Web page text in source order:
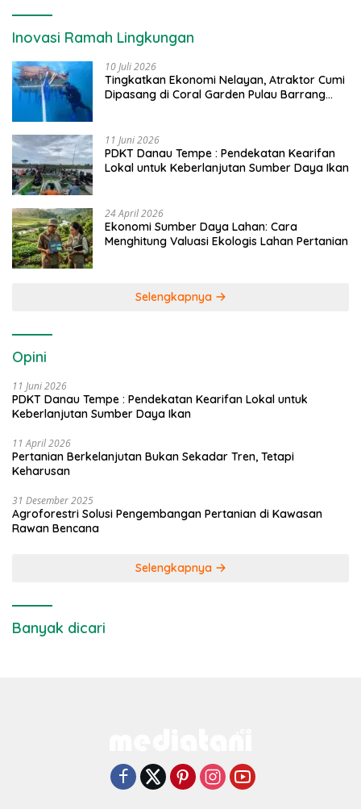
Inovasi Ramah Lingkungan
10 Juli 2026
Tingkatkan Ekonomi Nelayan, Atraktor Cumi
Dipasang di Coral Garden Pulau Barrang
11 Juni 2026
PDKT Danau Tempe : Pendekatan Kearifan
Lokal untuk Keberlanjutan Sumber Daya Ikan
24 April 2026
Ekonomi Sumber Daya Lahan: Cara
Menghitung Valuasi Ekologis Lahan Pertanian
Selengkapnya
Opini
11 Juni 2026
PDKT Danau Tempe : Pendekatan Kearifan Lokal untuk
Keberlanjutan Sumber Daya Ikan
11 April 2026
Pertanian Berkelanjutan Bukan Sekadar Tren, Tetapi
Keharusan
31 Desember 2025
Agroforestri Solusi Pengembangan Pertanian di Kawasan
Rawan Bencana
Selengkapnya
Banyak dicari